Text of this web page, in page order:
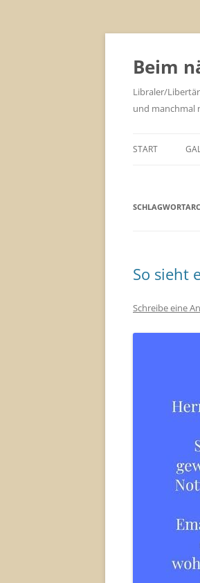
Zum
springen
Beim
Libraler/
und manchmal
START
So sieht
Schreibe eine